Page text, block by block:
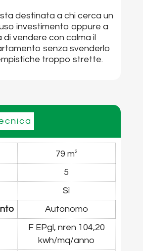
destinata a chi cerca un
investimento oppure a
di vendere con calma il
senza svenderlo
troppo strette.
79 m2
5
Sì
Autonomo
F EPgl, nren 104,20
kwh/mq/anno